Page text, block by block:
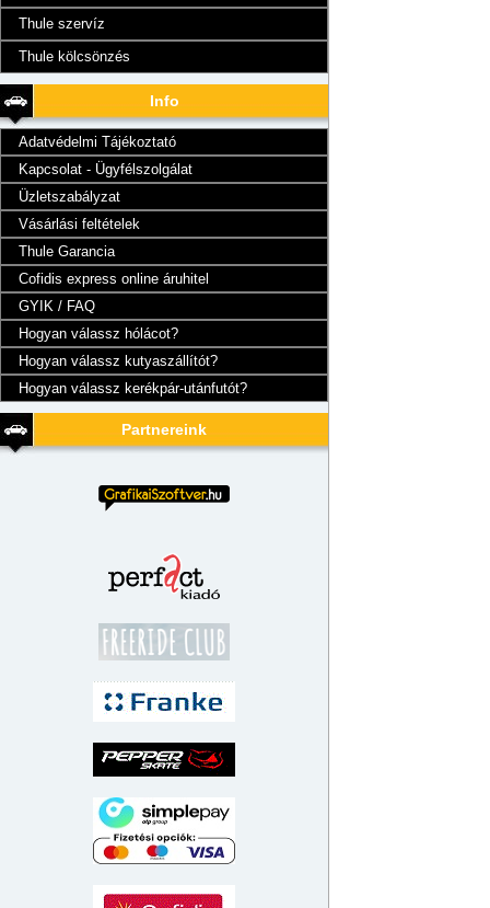
Thule szervíz
Thule kölcsönzés
Info
Adatvédelmi Tájékoztató
Kapcsolat - Ügyfélszolgálat
Üzletszabályzat
Vásárlási feltételek
Thule Garancia
Cofidis express online áruhitel
GYIK / FAQ
Hogyan válassz hólácot?
Hogyan válassz kutyaszállítót?
Hogyan válassz kerékpár-utánfutót?
Partnereink